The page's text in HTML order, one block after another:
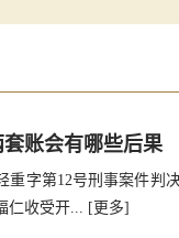
套账会有哪些后果
重字第12号刑事案件判
仁收受开... [更多]